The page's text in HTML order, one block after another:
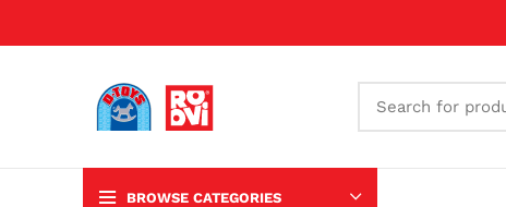
BROWSE CATEGORIES